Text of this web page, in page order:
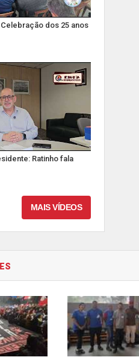
Celebração dos 25 anos
Ratinho fala
MAIS VÍDEOS